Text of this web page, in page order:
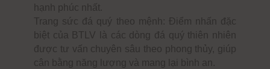
hạnh phúc nhất.
Trang sức đá quý theo mệnh: Điểm nhấn đặc
biệt của BTLV là các dòng đá quý thiên nhiên
được tư vấn chuyên sâu theo phong thủy, giúp
cân bằng năng lượng và mang lại bình an.